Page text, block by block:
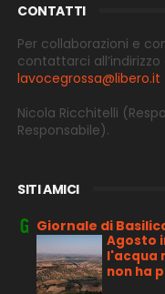
CONTATTI
Per collaborazioni e
contattarci
lavocegrossa@libero.it
Nicola Ricchitelli
Responsabile).
SITI AMICI
Giornale di
Agosto
l'acqua
non ha